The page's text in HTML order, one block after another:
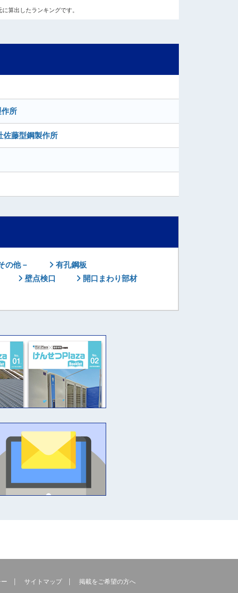
算出したランキングです。
所
藤型鋼製作所
の他－
有孔鋼板
壁点検口
開口まわり部材
サイトマップ 掲載をご希望の方へ